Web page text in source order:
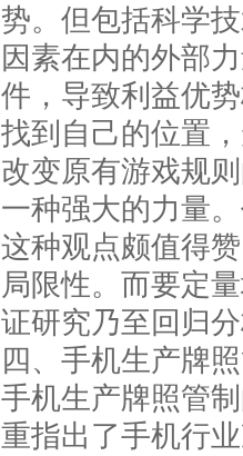
势。但包括科学
因素在内的外部
件，导致利益优
找到自己的位置
改变原有游戏规
一种强大的力量
这种观点颇值得
局限性。而要定
证研究乃至回归
四、手机生产牌
手机生产牌照管
重指出了手机行